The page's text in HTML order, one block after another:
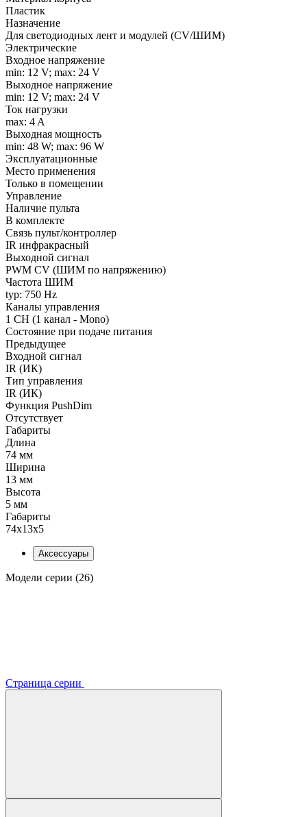
Пластик
Назначение
Для светодиодных лент и модулей (CV/ШИМ)
Электрические
Входное напряжение
min: 12 V; max: 24 V
Выходное напряжение
min: 12 V; max: 24 V
Ток нагрузки
max: 4 A
Выходная мощность
min: 48 W; max: 96 W
Эксплуатационные
Место применения
Только в помещении
Управление
Наличие пульта
В комплекте
Связь пульт/контроллер
IR инфракрасный
Выходной сигнал
PWM СV (ШИМ по напряжению)
Частота ШИМ
typ: 750 Hz
Каналы управления
1 CH (1 канал - Mono)
Состояние при подаче питания
Предыдущее
Входной сигнал
IR (ИК)
Тип управления
IR (ИК)
Функция PushDim
Отсутствует
Габариты
Длина
74 мм
Ширина
13 мм
Высота
5 мм
Габариты
74x13x5
Аксессуары
Модели серии (26)
Страница серии